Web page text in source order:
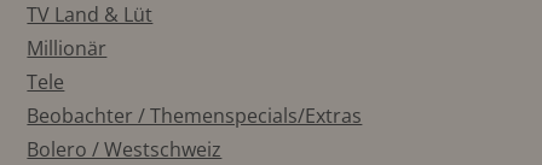
TV Land & Lüt
Millionär
Tele
Beobachter / Themenspecials/Extras
Bolero / Westschweiz